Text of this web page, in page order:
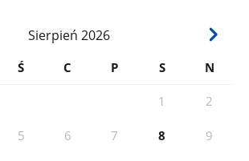
Sierpień 2026
Ś C P S N
1 2
5 6 7 8 9